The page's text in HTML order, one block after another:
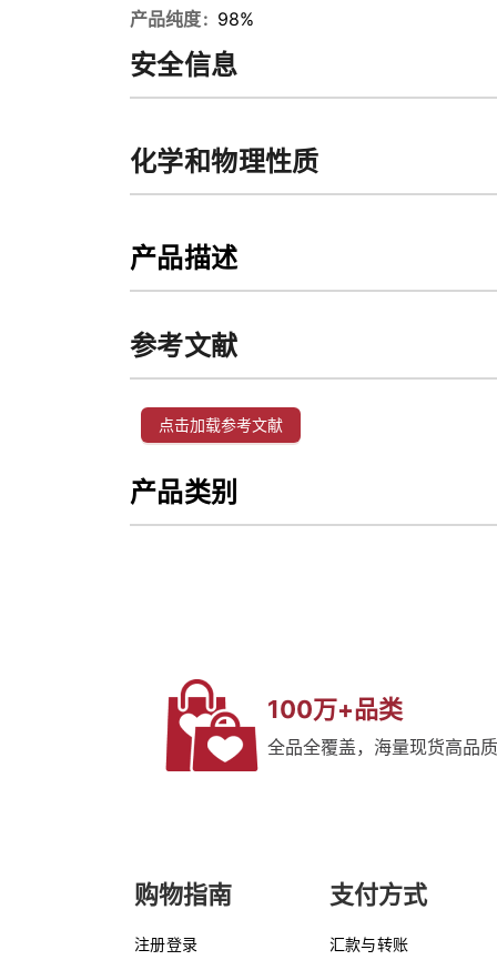
产品纯度 98%
安全信息
化学和物理性质
产品描述
参考文献
点击加载参考文献
产品类别
100万+品类
全品全覆盖，海量现货高品
购物指南
注册登录
支付方式
汇款与转账